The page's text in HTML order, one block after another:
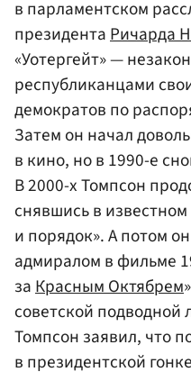
в парламентском
президентаРичарда
«Уотергейт» —
республиканцами
демократов по
Затем он начал
в кино, но в 1990-е
В 2000-х Томпсон
снявшись в
и порядок». А потом
адмиралом в фильме
заКрасным Октябрем
советской подводной
Томпсон заявил, что
в президентской